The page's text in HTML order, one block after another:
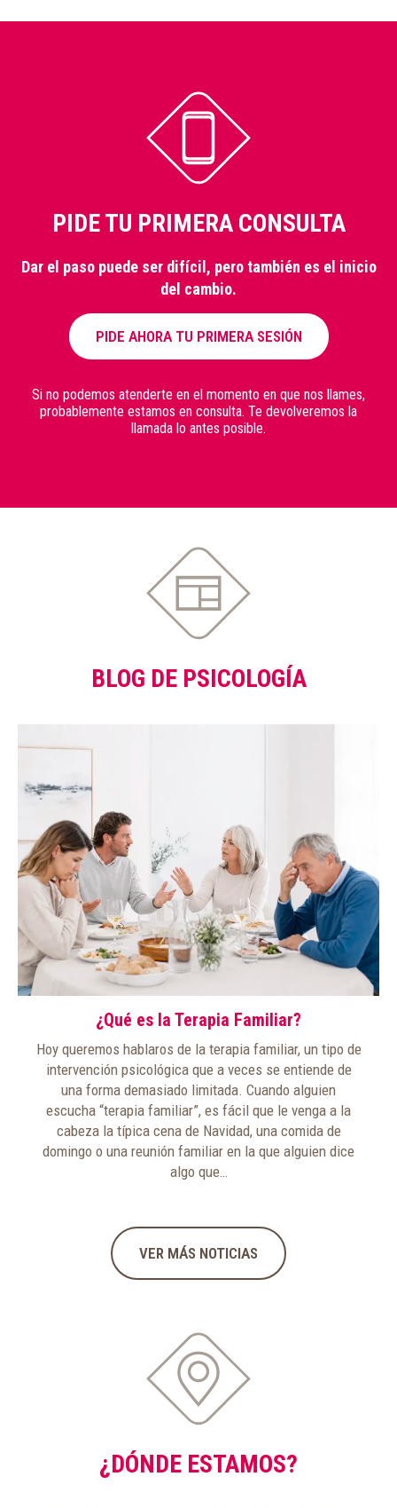
PIDE TU PRIMERA CONSULTA
Dar el paso puede ser difícil, pero también es el inicio
del cambio.
PIDE AHORA TU PRIMERA SESIÓN
Si no podemos atenderte en el momento en que nos llames,
probablemente estamos en consulta. Te devolveremos la
llamada lo antes posible.
BLOG DE PSICOLOGÍA
¿Qué es la Terapia Familiar?
Hoy queremos hablaros de la terapia familiar, un tipo de
intervención psicológica que a veces se entiende de
una forma demasiado limitada. Cuando alguien
escucha “terapia familiar”, es fácil que le venga a la
cabeza la típica cena de Navidad, una comida de
domingo o una reunión familiar en la que alguien dice
algo que…
VER MÁS NOTICIAS
¿DÓNDE ESTAMOS?